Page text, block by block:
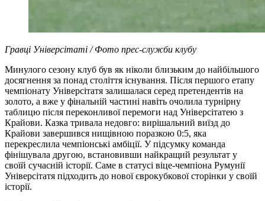
Гравці Універсітаті / Фото прес-служби клубу
Минулого сезону клуб був як ніколи близьким до найбільшого
досягнення за понад століття існування. Після першого етапу
чемпіонату Універсітатя залишалася серед претендентів на
золото, а вже у фінальній частині навіть очолила турнірну
таблицю після переконливої перемоги над Універсітатею з
Крайови. Казка тривала недовго: вирішальний виїзд до
Крайови завершився нищівною поразкою 0:5, яка
перекреслила чемпіонські амбіції. У підсумку команда
фінішувала другою, встановивши найкращий результат у
своїй сучасній історії. Саме в статусі віце-чемпіона Румунії
Універсітатя підходить до нової єврокубкової сторінки у своїй
історії.